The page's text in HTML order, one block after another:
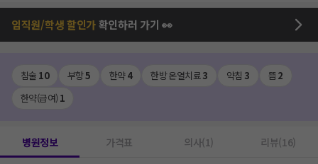
임직원/학생 할인가확인하러 가기 👀
침술 10 부항5 한약4 한방 온열치료3 약침 3 뜸2
한약(급여) 1
병원정보 가격표 의사(1) 리뷰(16)